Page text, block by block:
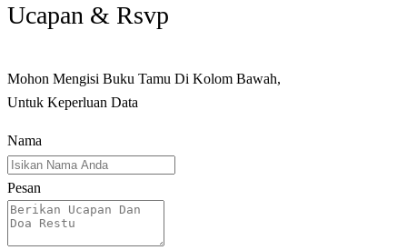
Ucapan & Rsvp
Mohon Mengisi Buku Tamu Di Kolom Bawah,
Untuk Keperluan Data
Nama
Pesan